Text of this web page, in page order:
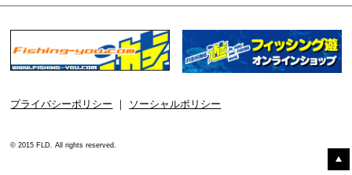
プライバシーポリシー ソーシャルポリシー
© 2015 FLD. All rights reserved.